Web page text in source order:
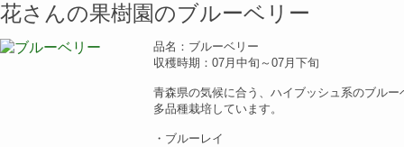
花さんの果樹園のブルーベリー
品名：ブルーベリー
収穫時期：07月中旬～07月下旬
青森県の気候に合う、ハイブッシュ系のブルー
多品種栽培しています。
・ブルーレイ